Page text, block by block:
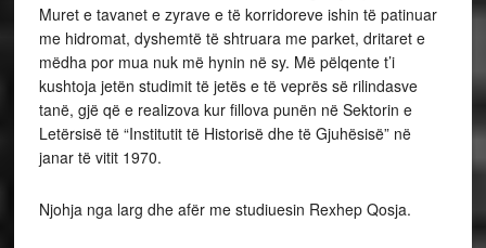
Muret e tavanet e zyrave e të korridoreve ishin të patinuar
me hidromat, dyshemtë të shtruara me parket, dritaret e
mëdha por mua nuk më hynin në sy. Më pëlqente t’i
kushtoja jetën studimit të jetës e të veprës së rilindasve
tanë, gjë që e realizova kur fillova punën në Sektorin e
Letërsisë të “Institutit të Historisë dhe të Gjuhësisë” në
janar të vitit 1970.
Njohja nga larg dhe afër me studiuesin Rexhep Qosja.